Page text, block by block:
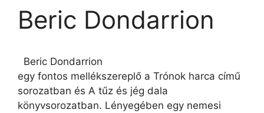
Beric Dondarrion
Beric Dondarrion
egy fontos mellékszereplő a Trónok harca című
sorozatban és A tűz és jég dala
könyvsorozatban. Lényegében egy nemesi